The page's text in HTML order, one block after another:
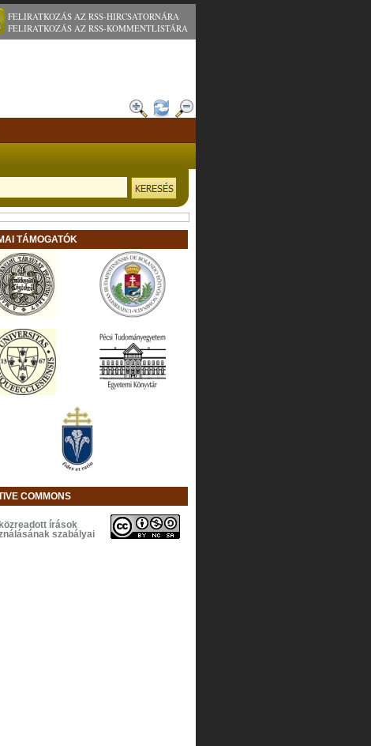
FELIRATKOZÁS AZ RSS-HIRCSATORNÁRA
FELIRATKOZÁS AZ RSS-KOMMENTLISTÁRA
TÁMOGATÓK
COMMONS
írások
szabályai